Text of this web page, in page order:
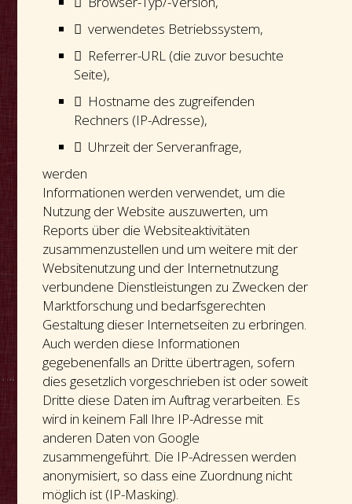
 verwendetes Betriebssystem,
 Referrer-URL (die zuvor besuchte
Seite),
 Hostname des zugreifenden
Rechners (IP-Adresse),
 Uhrzeit der Serveranfrage,
werden
Informationen werden verwendet, um die
Nutzung der Website auszuwerten, um
Reports über die Websiteaktivitäten
zusammenzustellen und um weitere mit der
Websitenutzung und der Internetnutzung
verbundene Dienstleistungen zu Zwecken der
Marktforschung und bedarfsgerechten
Gestaltung dieser Internetseiten zu erbringen.
Auch werden diese Informationen
gegebenenfalls an Dritte übertragen, sofern
dies gesetzlich vorgeschrieben ist oder soweit
Dritte diese Daten im Auftrag verarbeiten. Es
wird in keinem Fall Ihre IP-Adresse mit
anderen Daten von Google
zusammengeführt. Die IP-Adressen werden
anonymisiert, so dass eine Zuordnung nicht
möglich ist (IP-Masking).